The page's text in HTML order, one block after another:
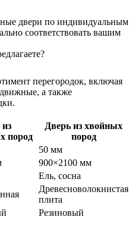
двери по индивидуальным
соответствовать вашим
перегородок, включая
а также
пород
Дверь из хвойных
пород
50 мм
900×2100 мм
Ель, сосна
Древесноволокнистая
плита
Резиновый